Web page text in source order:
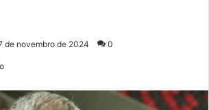
de novembro de 2024 0